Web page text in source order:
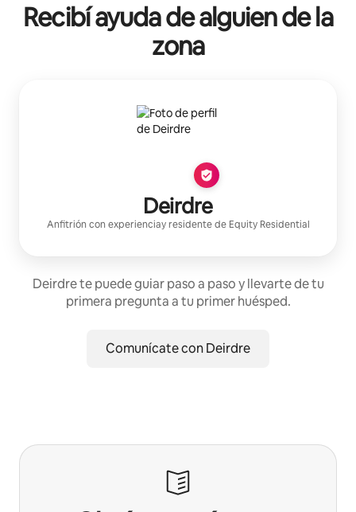
Recibí ayuda de alguien de la
zona
Deirdre
Anfitrión con experienciay residente de Equity Residential
Deirdre te puede guiar paso a paso y llevarte de tu
primera pregunta a tu primer huésped.
Comunícate con Deirdre